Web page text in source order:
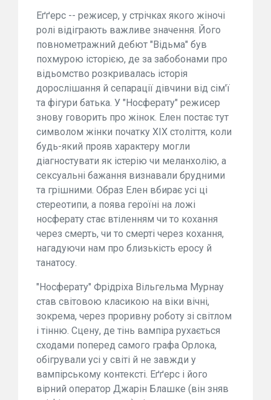
Еґґерс -- режисер, у стрічках якого жіночі
ролі відіграють важливе значення. Його
повнометражний дебют "Відьма" був
похмурою історією, де за забобонами про
відьомство розкривалась історія
дорослішання й сепарації дівчини від сім'ї
та фігури батька. У "Носферату" режисер
знову говорить про жінок. Елен постає тут
символом жінки початку ХІХ століття, коли
будь-який прояв характеру могли
діагностувати як істерію чи меланхолію, а
сексуальні бажання визнавали брудними
та грішними. Образ Елен вбирає усі ці
стереотипи, а поява героїні на ложі
носферату стає втіленням чи то кохання
через смерть, чи то смерті через кохання,
нагадуючи нам про близькість еросу й
танатосу.
"Носферату" Фрідріха Вільгельма Мурнау
став світовою класикою на віки вічні,
зокрема, через проривну роботу зі світлом
і тінню. Сцену, де тінь вампіра рухається
сходами поперед самого графа Орлока,
обігрували усі у світі й не завжди у
вампірському контексті. Еґґерс і його
вірний оператор Джарін Блашке (він зняв